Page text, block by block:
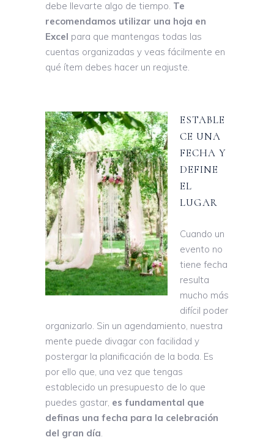
debe llevarte algo de tiempo. Te
recomendamos utilizar una hoja en
Excel para que mantengas todas las
cuentas organizadas y veas fácilmente en
qué ítem debes hacer un reajuste.
ESTABLE
CE UNA
FECHA Y
DEFINE
EL
LUGAR
Cuando un
evento no
tiene fecha
resulta
mucho más
difícil poder
organizarlo. Sin un agendamiento, nuestra
mente puede divagar con facilidad y
postergar la planificación de la boda. Es
por ello que, una vez que tengas
establecido un presupuesto de lo que
puedes gastar, es fundamental que
definas una fecha para la celebración
del gran día.